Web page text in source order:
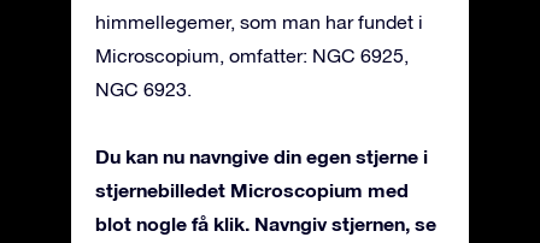
himmellegemer, som man har fundet i
Microscopium, omfatter: NGC 6925,
NGC 6923.
Du kan nu navngive din egen stjerne i
stjernebilledet Microscopium med
blot nogle få klik. Navngiv stjernen, se